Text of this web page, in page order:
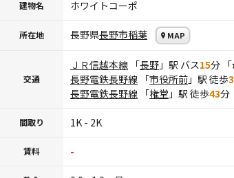
建物名 ホワイトコーポ
所在地 長野県長野市稲葉 MAP
交通
ＪＲ信越本線 「長野 」駅 バス15分
長野電鉄長野線 「市役所前 」駅 徒歩
長野電鉄長野線 「権堂 」駅 徒歩43分
間取り 1K - 2K
賃料 -